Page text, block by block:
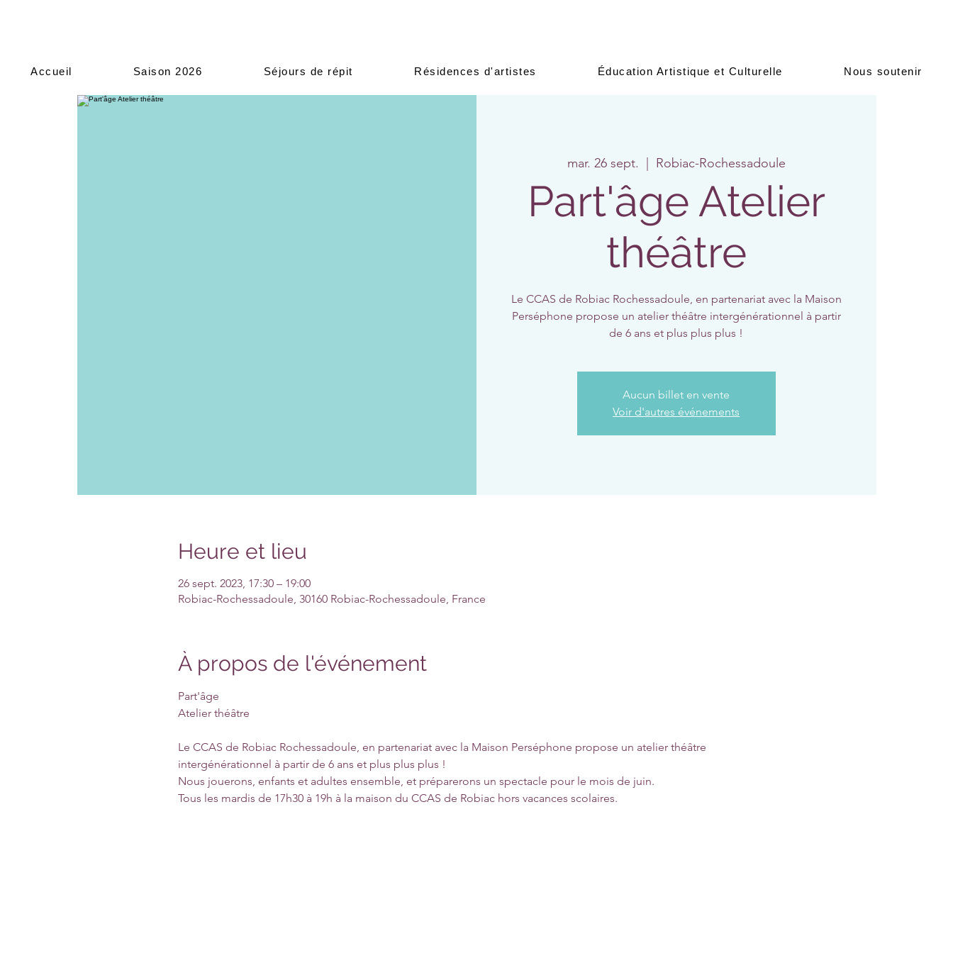
Accueil Saison 2026 Séjours de répit Résidences d'artistes Éducation Artistique et Culturelle Nous soutenir
mar. 26 sept. Robiac-Rochessadoule
Part'âge Atelier
théâtre
Le CCAS de Robiac Rochessadoule, en partenariat avec la Maison
Perséphone propose un atelier théâtre intergénérationnel à partir
de 6 ans et plus plus plus !
Aucun billet en vente
Voir d'autres événements
Heure et lieu
26 sept. 2023, 17:30 – 19:00
Robiac-Rochessadoule, 30160 Robiac-Rochessadoule, France
À propos de l'événement
Part'âge
Le CCAS de Robiac Rochessadoule, en partenariat avec la Maison Perséphone propose un atelier théâtre
intergénérationnel à partir de 6 ans et plus plus plus !
Nous jouerons, enfants et adultes ensemble, et préparerons un spectacle pour le mois de juin.
Tous les mardis de 17h30 à 19h à la maison du CCAS de Robiac hors vacances scolaires.